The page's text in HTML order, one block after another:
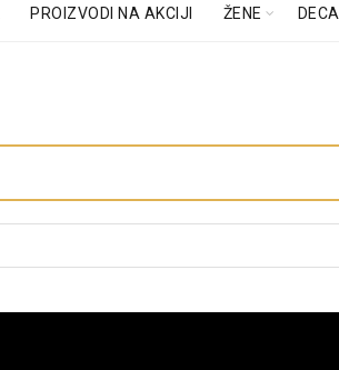
PROIZVODI NA AKCIJI ŽENE DECA